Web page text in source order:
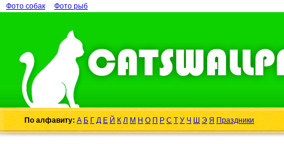
Фото собак Фото рыб
По алфавиту: А Б Г Д Е Й К Л М Н О П Р С Т У Ч Ш Э Я Праздники